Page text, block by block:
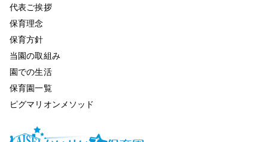
代表ご挨拶
保育理念
保育方針
当園の取組み
園での生活
保育園一覧
ピグマリオンメソッド